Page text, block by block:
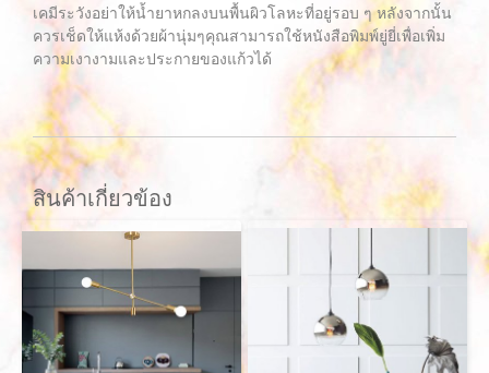
เคมีระวังอย่าให้น้ำยาหกลงบนพื้นผิวโลหะที่อยู่รอบ ๆ หลังจากนั้น
ควรเช็ดให้แห้งด้วยผ้านุ่มๆคุณสามารถใช้หนังสือพิมพ์ยู่ยี่เพื่อเพิ่ม
ความเงางามและประกายของแก้วได้
สินค้าเกี่ยวข้อง